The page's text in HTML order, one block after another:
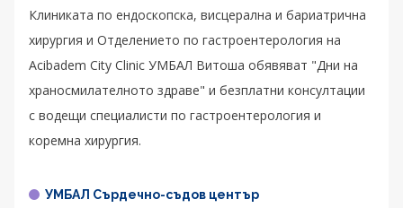
Клиниката по ендоскопска, висцерална и бариатрична
хирургия и Отделението по гастроентерология на
Acibadem City Clinic УМБАЛ Витоша обявяват "Дни на
храносмилателното здраве" и безплатни консултации
с водещи специалисти по гастроентерология и
коремна хирургия.
УМБАЛ Сърдечно-съдов център